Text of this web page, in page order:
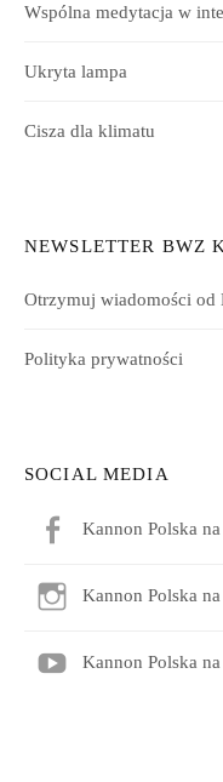
Wspólna medytacja w
Ukryta lampa
Cisza dla klimatu
NEWSLETTER BWZ
Otrzymuj wiadomości od
Polityka prywatności
SOCIAL MEDIA
Kannon Polska
Kannon Polska
Kannon Polska